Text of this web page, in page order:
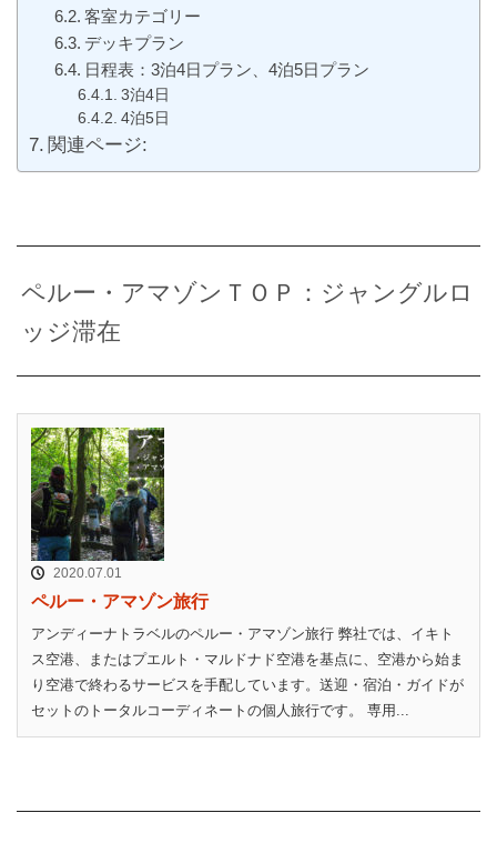
客室カテゴリー
デッキプラン
日程表：3泊4日プラン、4泊5日プラン
3泊4日
4泊5日
関連ページ:
ペルー・アマゾンＴＯＰ：ジャングルロ
ッジ滞在
2020.07.01
ペルー・アマゾン旅行
アンディーナトラベルのペルー・アマゾン旅行 弊社では、イキト
ス空港、またはプエルト・マルドナド空港を基点に、空港から始ま
り空港で終わるサービスを手配しています。送迎・宿泊・ガイドが
セットのトータルコーディネートの個人旅行です。 専用...